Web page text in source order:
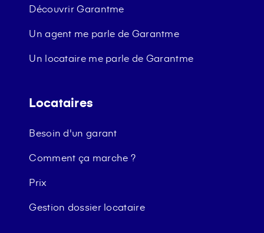
Découvrir Garantme
Un agent me parle de Garantme
Un locataire me parle de Garantme
Locataires
Besoin d'un garant
Comment ça marche ?
Prix
Gestion dossier locataire